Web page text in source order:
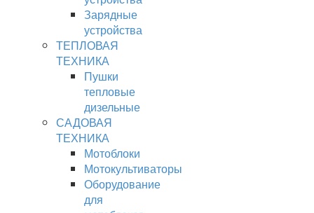
Зарядные
устройства
ТЕПЛОВАЯ
ТЕХНИКА
Пушки
тепловые
дизельные
САДОВАЯ
ТЕХНИКА
Мотоблоки
Мотокультиваторы
Оборудование
для